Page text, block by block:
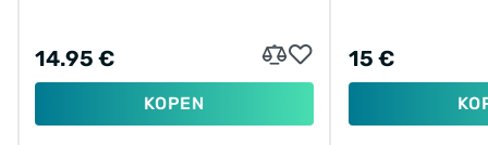
14.95 €
KOPEN
15 €